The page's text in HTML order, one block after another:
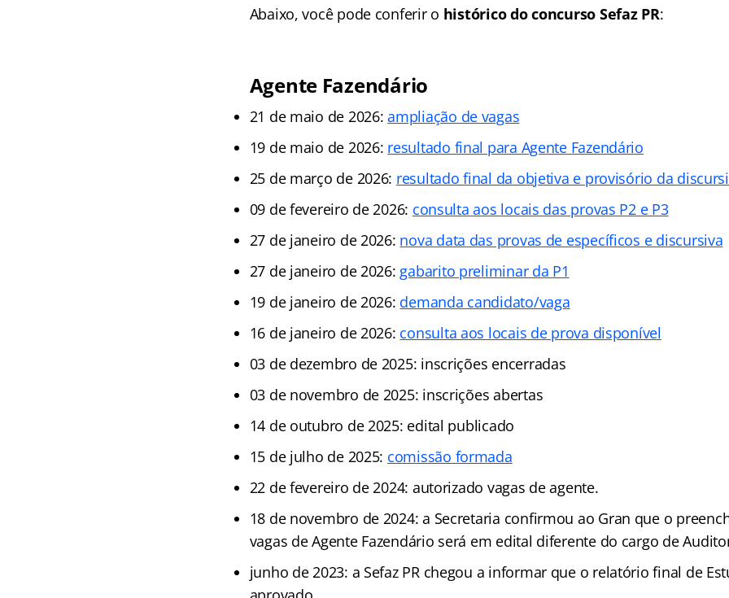
Abaixo, você pode conferir o histórico do concurso Sefaz PR:
Agente Fazendário
21 de maio de 2026:ampliação de vagas
19 de maio de 2026: resultado final para Agente Fazendário
25 de março de 2026: resultado final da objetiva e provisório da
09 de fevereiro de 2026: consulta aos locais das provas P2 e P3
27 de janeiro de 2026: nova data das provas de específicos e discursiva
27 de janeiro de 2026: gabarito preliminar da P1
19 de janeiro de 2026: demanda candidato/vaga
16 de janeiro de 2026: consulta aos locais de prova disponível
03 de dezembro de 2025: inscrições encerradas
03 de novembro de 2025: inscrições abertas
14 de outubro de 2025: edital publicado
15 de julho de 2025: comissão formada
22 de fevereiro de 2024: autorizado vagas de agente.
18 de novembro de 2024: a Secretaria confirmou ao Gran que o
vagas de Agente Fazendário será em edital diferente do cargo de
junho de 2023: a Sefaz PR chegou a informar que o relatório final de